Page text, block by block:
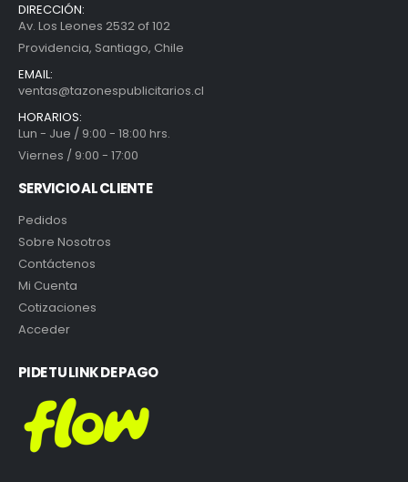
DIRECCIÓN:
Av. Los Leones 2532 of 102
Providencia, Santiago, Chile
EMAIL:
ventas@tazonespublicitarios.cl
HORARIOS:
Lun - Jue / 9:00 - 18:00 hrs.
Viernes / 9:00 - 17:00
SERVICIO AL CLIENTE
Pedidos
Sobre Nosotros
Contáctenos
Mi Cuenta
Cotizaciones
Acceder
PIDE TU LINK DE PAGO